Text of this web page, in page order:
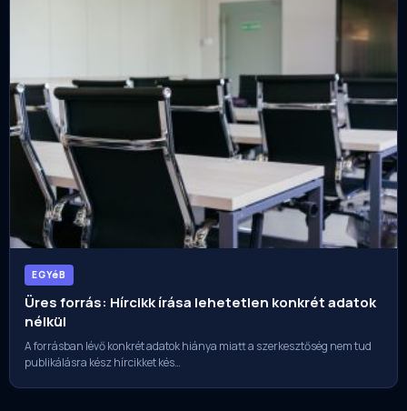
EGYéB
Üres forrás: Hírcikk írása lehetetlen konkrét adatok
nélkül
A forrásban lévő konkrét adatok hiánya miatt a szerkesztőség nem tud
publikálásra kész hírcikket kés…